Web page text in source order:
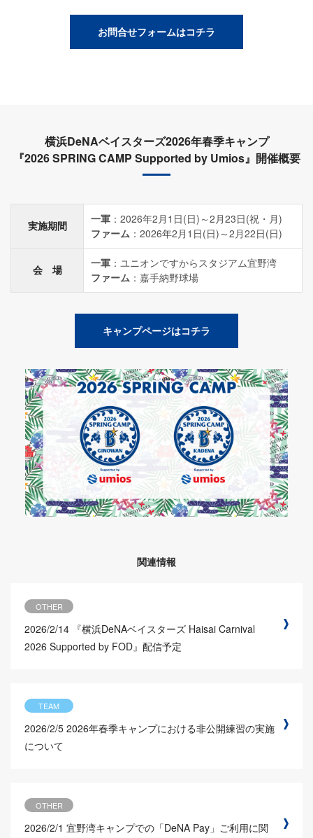
お問合せフォームはコチラ
横浜DeNAベイスターズ2026年春季キャンプ
『2026 SPRING CAMP Supported by Umios』開催概要
実施期間 一軍 ：2026年2月1日(日)～2月23日(祝・月)
ファーム ：2026年2月1日(日)～2月22日(日)
会 場 一軍 ：ユニオンですからスタジアム宜野湾
ファーム ：嘉手納野球場
キャンプページはコチラ
関連情報
OTHER
2026/2/14 『横浜DeNAベイスターズ Haisai Carnival
2026 Supported by FOD』配信予定
TEAM
2026/2/5 2026年春季キャンプにおける非公開練習の実施
について
OTHER
2026/2/1 宜野湾キャンプでの「DeNA Pay」ご利用に関